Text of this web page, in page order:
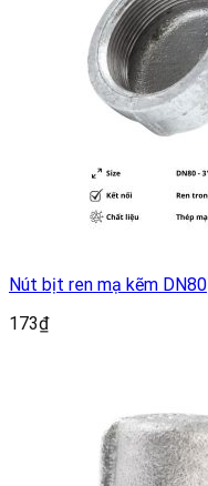
Nút bịt ren mạ kẽm DN80
173₫